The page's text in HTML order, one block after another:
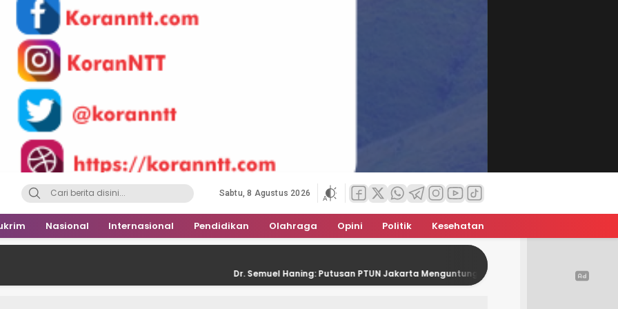
Sabtu, 8 Agustus 2026
Nasional Internasional Pendidikan Olahraga Opini Politik Kesehatan
Dr. Semuel Haning: Putusan PTUN Jakarta Menguntungkan Pertina